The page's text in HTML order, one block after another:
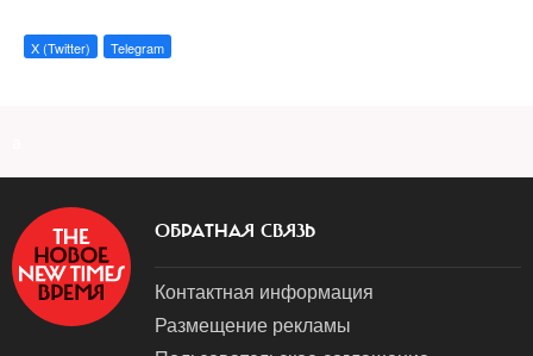
X (Twitter) Telegram
ОБРАТНАЯ СВЯЗЬ
Контактная информация
Размещение рекламы